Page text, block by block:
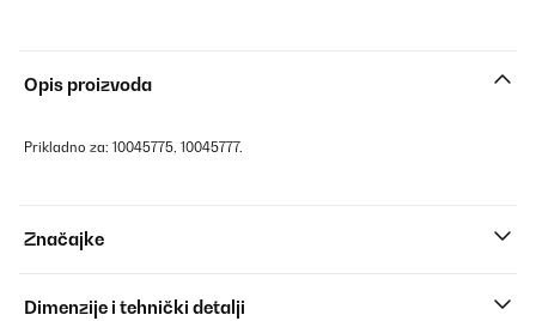
Opis proizvoda
Prikladno za: 10045775, 10045777.
Značajke
Dimenzije i tehnički detalji